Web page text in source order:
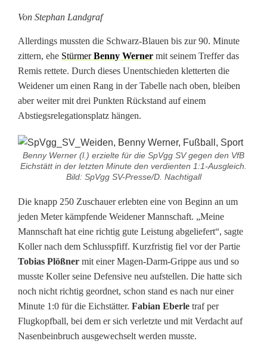
g
S
V
W
e
d
e
f
e
i
e
r
t
Von Stephan Landgraf
Allerdings mussten die Schwarz-Blauen bis zur 90. Minute
zittern, ehe StürmerBenny Werner mit seinem Treffer das
Remis rettete. Durch dieses Unentschieden kletterten die
Weidener um einen Rang in der Tabelle nach oben, bleiben
aber weiter mit drei Punkten Rückstand auf einem
Abstiegsrelegationsplatz hängen.
Benny Werner (l.) erzielte für die SpVgg SV gegen den VfB
Eichstätt in der letzten Minute den verdienten 1:1-Ausgleich.
Bild: SpVgg SV-Presse/D. Nachtigall
Die knapp 250 Zuschauer erlebten eine von Beginn an um
jeden Meter kämpfende Weidener Mannschaft. „Meine
Mannschaft hat eine richtig gute Leistung abgeliefert“, sagte
Koller nach dem Schlusspfiff. Kurzfristig fiel vor der Partie
Tobias Plößner mit einer Magen-Darm-Grippe aus und so
musste Koller seine Defensive neu aufstellen. Die hatte sich
noch nicht richtig geordnet, schon stand es nach nur einer
Minute 1:0 für die Eichstätter. Fabian Eberle traf per
Flugkopfball, bei dem er sich verletzte und mit Verdacht auf
Nasenbeinbruch ausgewechselt werden musste.